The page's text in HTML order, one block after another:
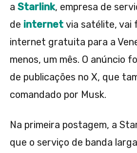
a Starlink, empresa de
de internet via satélite, vai
internet gratuita para a
menos, um mês. O anúncio
de publicações no X, que
comandado por Musk.
Na primeira postagem, a
que o serviço de banda